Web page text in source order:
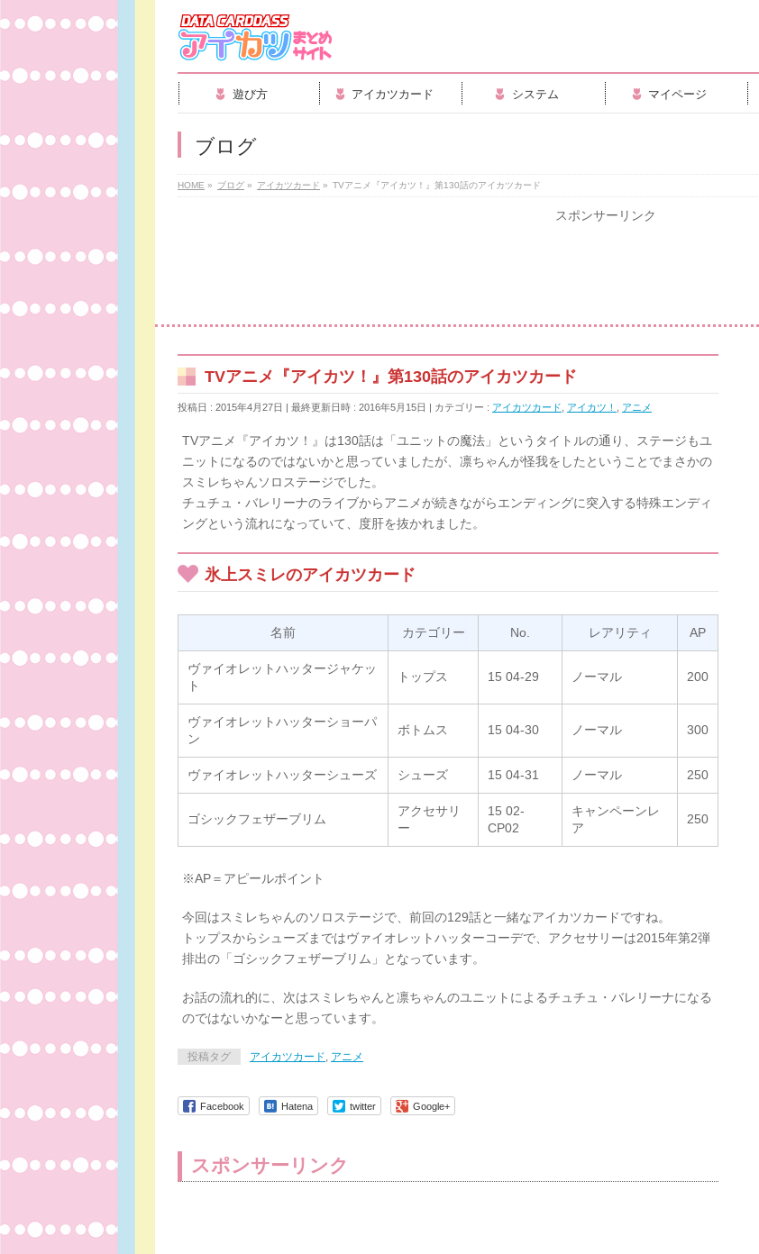
遊び方 アイカツカード システム マイページ
ブログ
HOME » ブログ » アイカツカード » TVアニメ『アイカツ！』第130話のアイカツカード
スポンサーリンク
TVアニメ『アイカツ！』第130話のアイカツカード
投稿日 : 2015年4月27日 最終更新日時 : 2016年5月15日 カテゴリー : アイカツカード アイカツ！ アニメ
TVアニメ『アイカツ！』は130話は「ユニットの魔法」というタイトルの通り、ステージもユ
ニットになるのではないかと思っていましたが、凛ちゃんが怪我をしたということでまさかの
スミレちゃんソロステージでした。
チュチュ・バレリーナのライブからアニメが続きながらエンディングに突入する特殊エンディ
ングという流れになっていて、度肝を抜かれました。
氷上スミレのアイカツカード
名前 カテゴリー No. レアリティ AP
ヴァイオレットハッタージャケッ
ト
トップス 15 04-29 ノーマル 200
ヴァイオレットハッターショーパ
ン
ボトムス 15 04-30 ノーマル 300
ヴァイオレットハッターシューズ シューズ 15 04-31 ノーマル 250
ゴシックフェザーブリム
アクセサリ
ー
15 02-
CP02
キャンペーンレ
ア
250
※AP＝アピールポイント
今回はスミレちゃんのソロステージで、前回の129話と一緒なアイカツカードですね。
トップスからシューズまではヴァイオレットハッターコーデで、アクセサリーは2015年第2弾
排出の「ゴシックフェザーブリム」となっています。
お話の流れ的に、次はスミレちゃんと凛ちゃんのユニットによるチュチュ・バレリーナになる
のではないかなーと思っています。
投稿タグ アイカツカード, アニメ
Facebook Hatena twitter Google+
スポンサーリンク